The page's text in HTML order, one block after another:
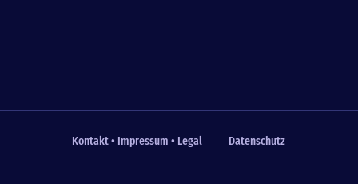
Fußzeile
Kontakt • Impressum • Legal Datenschutz